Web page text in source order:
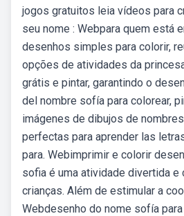
jogos gratuitos leia vídeos para
seu nome : Webpara quem está
desenhos simples para colorir,
opções de atividades da
grátis e pintar, garantindo o
del nombre sofía para colorear,
imágenes de dibujos de
perfectas para aprender las
para. Webimprimir e colorir
sofia é uma atividade divertida e
crianças. Além de estimular a
Webdesenho do nome sofía